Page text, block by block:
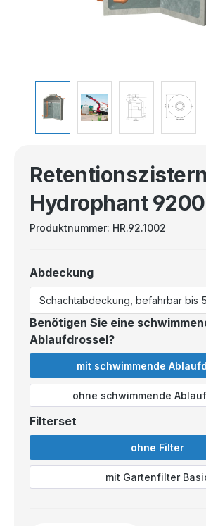
Hydrophant
Produktnummer: HR.92.1002
Abdeckung
Benötigen Sie eine
Ablaufdrossel?
mit schwimmende
ohne schwimmende
Filterset
ohne Filter
mit Gartenfilter